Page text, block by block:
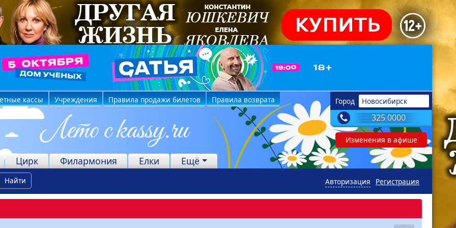
Город Новосибирск
325 0000
Изменения в афише
кассы Учреждения Правила продажи билетов
Правила возврата
Цирк Филармония Елки Ещё
Найти Регистрация
Авторизация